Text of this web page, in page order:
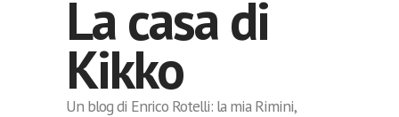
La casa di
Kikko
Un blog di Enrico Rotelli: la mia Rimini,